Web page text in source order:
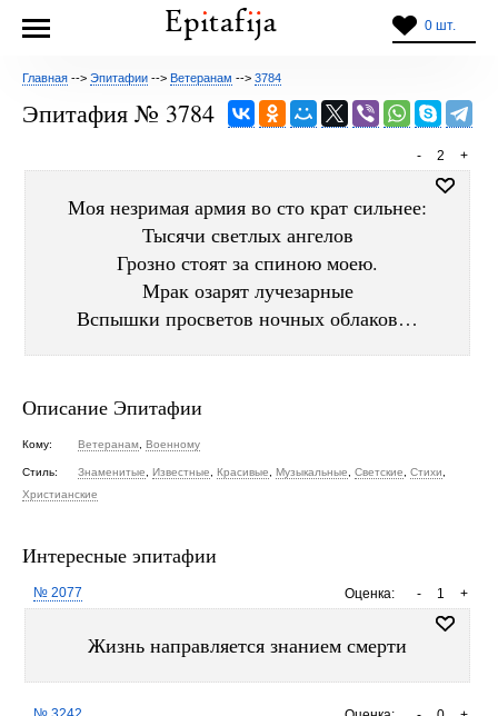
0 шт.
Главная --> Эпитафии --> Ветеранам --> 3784
Эпитафия № 3784
+
2
-
Моя незримая армия во сто крат сильнее:
Тысячи светлых ангелов
Грозно стоят за спиною моею.
Мрак озарят лучезарные
Вспышки просветов ночных облаков…
Описание Эпитафии
Кому: Ветеранам Военному
Стиль: Знаменитые Известные Красивые Музыкальные Светские Стихи
Христианские
Интересные эпитафии
Оценка: +
1
-
№ 2077
Жизнь направляется знанием смерти